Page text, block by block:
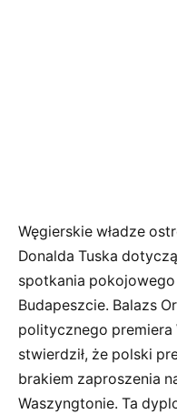
Węgierskie władze
Donalda Tuska
spotkania
Budapeszcie. Balazs
politycznego premiera
stwierdził, że polski
brakiem zaproszenia
Waszyngtonie. Ta